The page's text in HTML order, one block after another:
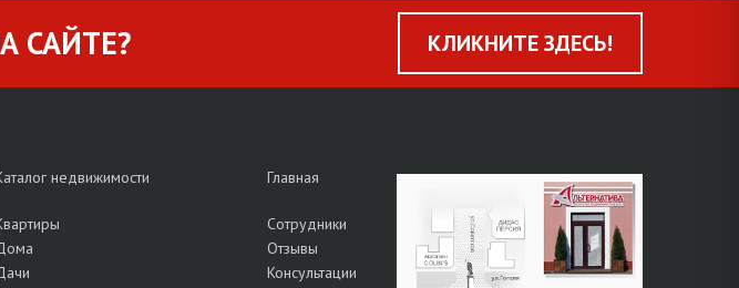
САЙТЕ? КЛИКНИТЕ ЗДЕСЬ!
недвижимости Главная
Сотрудники
Отзывы
Консультации